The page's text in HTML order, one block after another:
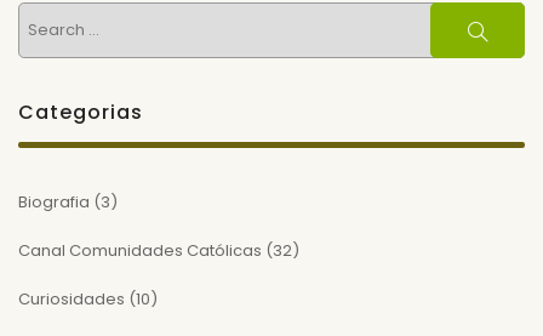
for:
Search
Categorias
Biografia (3)
Canal Comunidades Católicas (32)
Curiosidades (10)